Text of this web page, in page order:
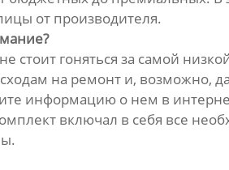
от производителя.
стоит гоняться за самой
на ремонт и, возможно,
информацию о нем в
включал в себя все